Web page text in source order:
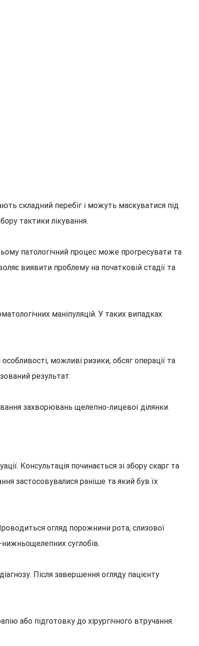
складний перебіг і можуть маскуватися під
тактики лікування.
патологічний процес може прогресувати та
виявити проблему на початковій стадії та
маніпуляцій. У таких випадках
можливі ризики, обсяг операції та
результат.
захворювань щелепно-лицевої ділянки.
Консультація починається зі збору скарг та
застосовувалися раніше та який був їх
огляд порожнини рота, слизової
нижньощелепних суглобів.
Після завершення огляду пацієнту
або підготовку до хірургічного втручання.